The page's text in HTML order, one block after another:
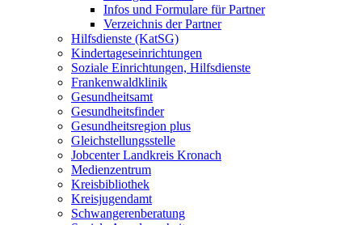
Infos und Formulare für Partner
Verzeichnis der Partner
Hilfsdienste (KatSG)
Kindertageseinrichtungen
Soziale Einrichtungen, Hilfsdienste
Frankenwaldklinik
Gesundheitsamt
Gesundheitsfinder
Gesundheitsregion plus
Gleichstellungsstelle
Jobcenter Landkreis Kronach
Medienzentrum
Kreisbibliothek
Kreisjugendamt
Schwangerenberatung